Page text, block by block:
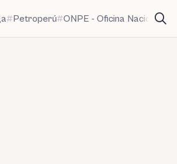
Petroperú ONPE - Oficina Nacional